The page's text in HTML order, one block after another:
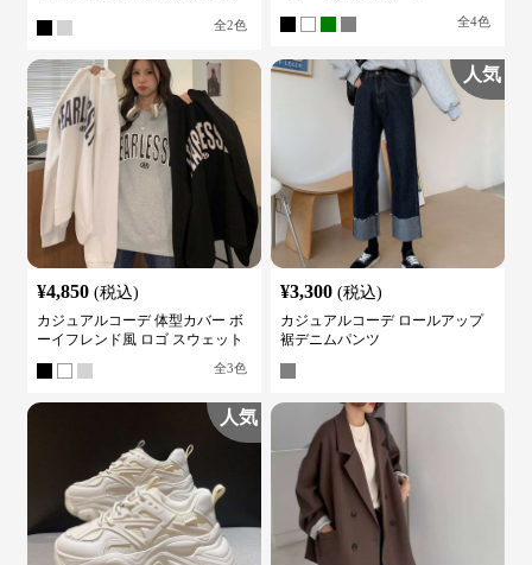
¥4,850 (税込)
カジュアルコーデ 体型カバー ボ
ーイフレンド風 ロゴ スウェット
全 3色
人気
¥3,300 (税込)
カジュアルコーデ ロールアップ
裾デニムパンツ
人気